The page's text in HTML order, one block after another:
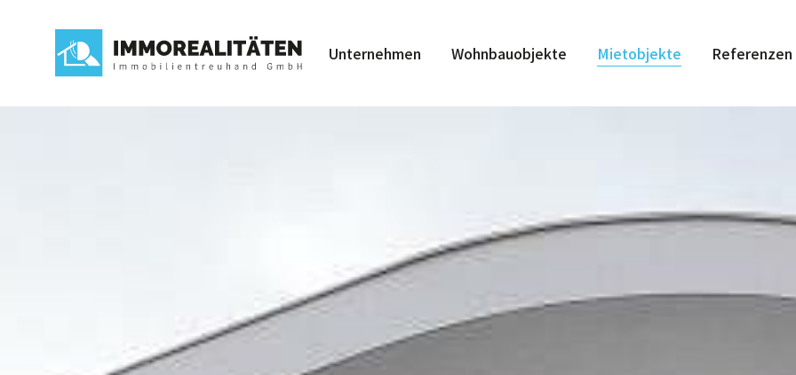
Unternehmen Wohnbauobjekte Mietobjekte Referenzen